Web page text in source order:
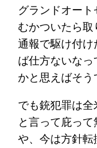
グランドオート
むかついたら取
通報で駆け付
ば仕方ないな
かと思えばそう
でも銃犯罪は
と言って庇っ
や、今は方針転